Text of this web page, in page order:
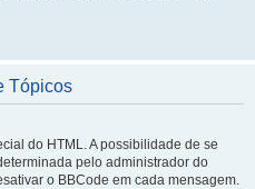
Tópicos
do HTML. A possibilidade de se
pelo administrador do
o BBCode em cada mensagem.